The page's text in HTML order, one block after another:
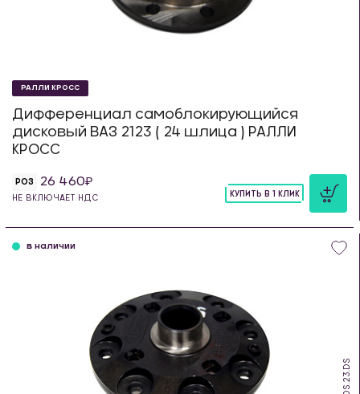
РАЛЛИ КРОСС
Дифференциал самоблокирующийся
дисковый ВАЗ 2123 ( 24 шлица ) РАЛЛИ
КРОСС
РОЗ 26 460
НЕ ВКЛЮЧАЕТ НДС
КУПИТЬ В 1 КЛИК
SDS.23.DS
в наличии